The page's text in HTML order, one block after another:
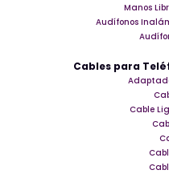
Manos
Audífonos
Cables para
Cable